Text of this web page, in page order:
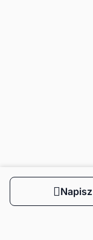
Napisz